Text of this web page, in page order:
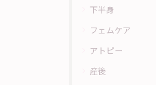
下半身
フェムケア
アトピー
産後